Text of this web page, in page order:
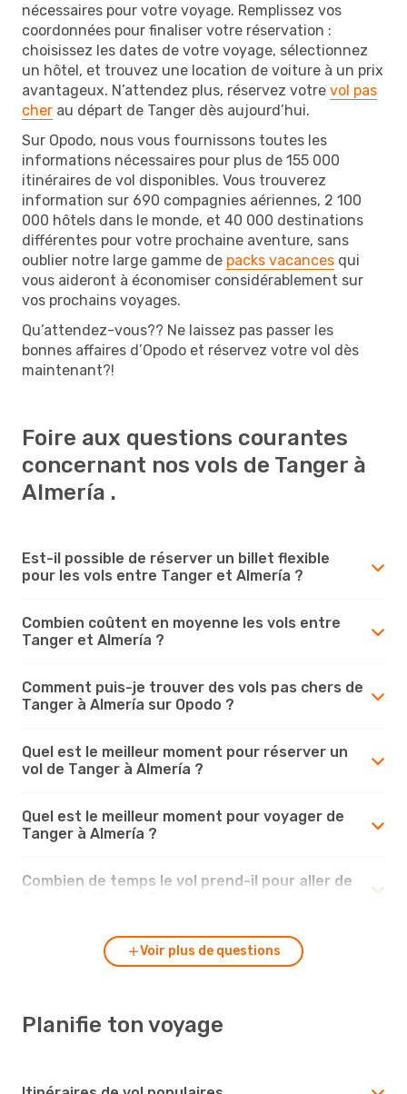
nécessaires pour votre voyage. Remplissez vos
coordonnées pour finaliser votre réservation :
choisissez les dates de votre voyage, sélectionnez
un hôtel, et trouvez une location de voiture à un prix
avantageux. N’attendez plus, réservez votre vol pas
cher au départ de Tanger dès aujourd’hui.
Sur Opodo, nous vous fournissons toutes les
informations nécessaires pour plus de 155 000
itinéraires de vol disponibles. Vous trouverez
information sur 690 compagnies aériennes, 2 100
000 hôtels dans le monde, et 40 000 destinations
différentes pour votre prochaine aventure, sans
oublier notre large gamme de packs vacances qui
vous aideront à économiser considérablement sur
vos prochains voyages.
Qu’attendez-vous?? Ne laissez pas passer les
bonnes affaires d’Opodo et réservez votre vol dès
maintenant?!
Foire aux questions courantes
concernant nos vols de Tanger à
Almería .
Est-il possible de réserver un billet flexible
pour les vols entre Tanger et Almería ?
Combien coûtent en moyenne les vols entre
Tanger et Almería ?
Comment puis-je trouver des vols pas chers de
Tanger à Almería sur Opodo ?
Quel est le meilleur moment pour réserver un
vol de Tanger à Almería ?
Quel est le meilleur moment pour voyager de
Tanger à Almería ?
Combien de temps le vol prend-il pour aller de
Voir plus de questions
Planifie ton voyage